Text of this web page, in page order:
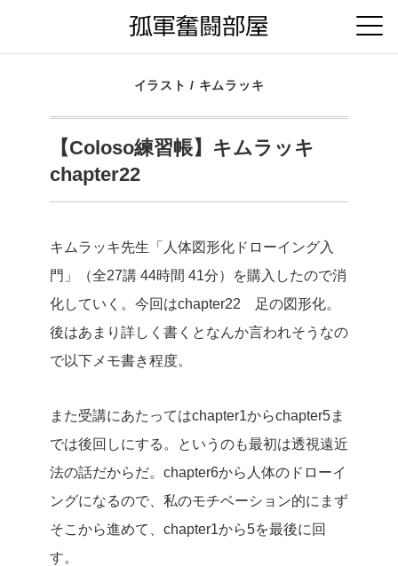
イラスト / キムラッキ
【Coloso練習帳】キムラッキ
chapter22
キムラッキ先生「人体図形化ドローイング入
門」（全27講 44時間 41分）を購入したので消
化していく。今回はchapter22 足の図形化。
後はあまり詳しく書くとなんか言われそうなの
で以下メモ書き程度。
また受講にあたってはchapter1からchapter5ま
では後回しにする。というのも最初は透視遠近
法の話だからだ。chapter6から人体のドローイ
ングになるので、私のモチベーション的にまず
そこから進めて、chapter1から5を最後に回
す。